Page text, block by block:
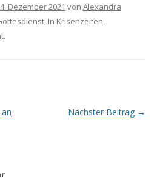
Dezember 2021 von Alexandra
, In Krisenzeiten,
Nächster Beitrag →